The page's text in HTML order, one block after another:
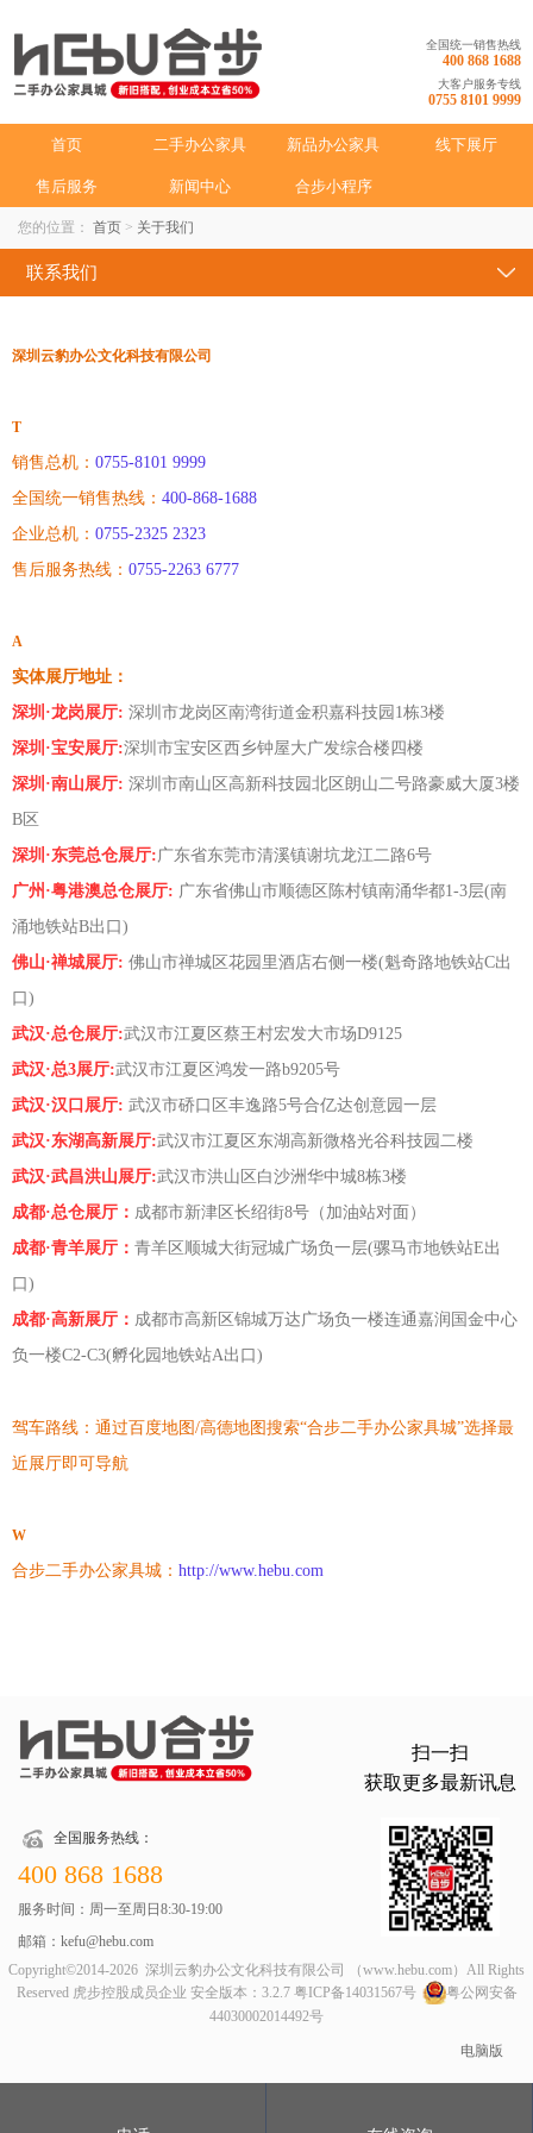
全国统一销售热线
400 868 1688
大客户服务专线
0755 8101 9999
首页 二手办公家具 新品办公家具 线下展厅
售后服务 新闻中心 合步小程序
您的位置： 首页 > 关于我们
联系我们
企业简介
人才招聘
支付方式
深圳云豹办公文化科技有限公司
T
销售总机： 0755-8101 9999
全国统一销售热线： 400-868-1688
企业总机： 0755-2325 2323
售后服务热线： 0755-2263 6777
A
实体展厅地址：
深圳·龙岗展厅: 深圳市龙岗区南湾街道金积嘉科技园1栋3楼
深圳·宝安展厅:深圳市宝安区西乡钟屋大广发综合楼四楼
深圳·南山展厅: 深圳市南山区高新科技园北区朗山二号路豪威大厦3楼
B区
深圳·东莞总仓展厅:广东省东莞市清溪镇谢坑龙江二路6号
广州·粤港澳总仓展厅: 广东省佛山市顺德区陈村镇南涌华都1-3层(南
涌地铁站B出口)
佛山·禅城展厅: 佛山市禅城区花园里酒店右侧一楼(魁奇路地铁站C出
口)
武汉·总仓展厅:武汉市江夏区蔡王村宏发大市场D9125
武汉·总3展厅:武汉市江夏区鸿发一路b9205号
武汉·汉口展厅: 武汉市硚口区丰逸路5号合亿达创意园一层
武汉·东湖高新展厅:武汉市江夏区东湖高新微格光谷科技园二楼
武汉·武昌洪山展厅:武汉市洪山区白沙洲华中城8栋3楼
成都·总仓展厅： 成都市新津区长绍街8号（加油站对面）
成都·青羊展厅： 青羊区顺城大街冠城广场负一层(骡马市地铁站E出
口)
成都·高新展厅： 成都市高新区锦城万达广场负一楼连通嘉润国金中心
负一楼C2-C3(孵化园地铁站A出口)
驾车路线：通过百度地图/高德地图搜索“合步二手办公家具城”选择最
近展厅即可导航
W
合步二手办公家具城： http://www.hebu.com
全国服务热线：
400 868 1688
服务时间：周一至周日8:30-19:00
邮箱：kefu@hebu.com
扫一扫
获取更多最新讯息
Copyright©2014-2026 深圳云豹办公文化科技有限公司 （www.hebu.com）All Rights
Reserved 虎步控股成员企业 安全版本：3.2.7 粤ICP备14031567号
粤公网安备
44030002014492号
电脑版